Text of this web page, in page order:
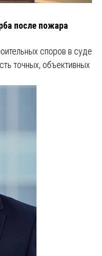
после пожара
споров в суде
точных, объективных